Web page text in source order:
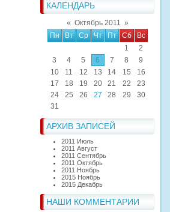
КАЛЕНДАРЬ
« Октябрь 2011 »
Пн
Вт Ср Чт Пт Сб
Вс
1
2
3
4 5 6 7 8
9
10
11 12 13 14 15
16
17
18 19 20 21 22
23
24
25 26 27 28 29
30
31
АРХИВ ЗАПИСЕЙ
2011 Июль
2011 Август
2011 Сентябрь
2011 Октябрь
2011 Ноябрь
2015 Ноябрь
2015 Декабрь
НАШИ КОММЕНТАРИИ